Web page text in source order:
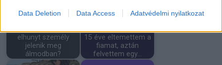
Data Deletion Data Access Adatvédelmi nyilatkozat
elhunyt személy
jelenik meg
álmodban?
15 éve eltemettem a
fiamat, aztán
felvettem egy…